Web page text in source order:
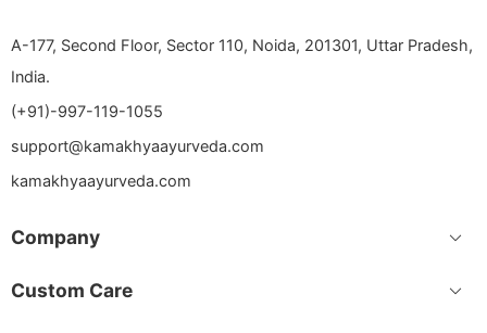
A-177, Second Floor, Sector 110, Noida, 201301, Uttar Pradesh,
India.
(+91)-997-119-1055
support@kamakhyaayurveda.com
kamakhyaayurveda.com
Company
Custom Care